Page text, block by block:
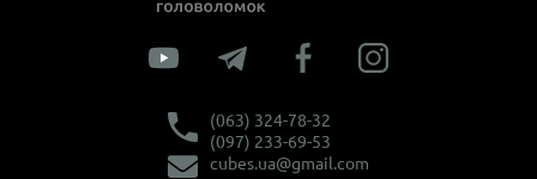
(063) 324-78-32
(097) 233-69-53
cubes.ua@gmail.com